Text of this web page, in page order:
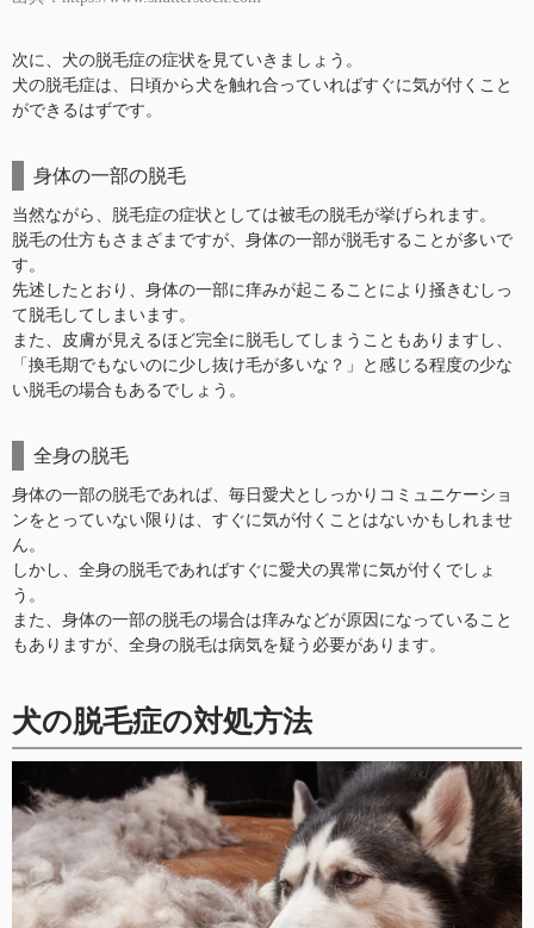
次に、犬の脱毛症の症状を見ていきましょう。
犬の脱毛症は、日頃から犬を触れ合っていればすぐに気が付くこと
ができるはずです。
身体の一部の脱毛
当然ながら、脱毛症の症状としては被毛の脱毛が挙げられます。
脱毛の仕方もさまざまですが、身体の一部が脱毛することが多いで
す。
先述したとおり、身体の一部に痒みが起こることにより掻きむしっ
て脱毛してしまいます。
また、皮膚が見えるほど完全に脱毛してしまうこともありますし、
「換毛期でもないのに少し抜け毛が多いな？」と感じる程度の少な
い脱毛の場合もあるでしょう。
全身の脱毛
身体の一部の脱毛であれば、毎日愛犬としっかりコミュニケーショ
ンをとっていない限りは、すぐに気が付くことはないかもしれませ
ん。
しかし、全身の脱毛であればすぐに愛犬の異常に気が付くでしょ
う。
また、身体の一部の脱毛の場合は痒みなどが原因になっていること
もありますが、全身の脱毛は病気を疑う必要があります。
犬の脱毛症の対処方法